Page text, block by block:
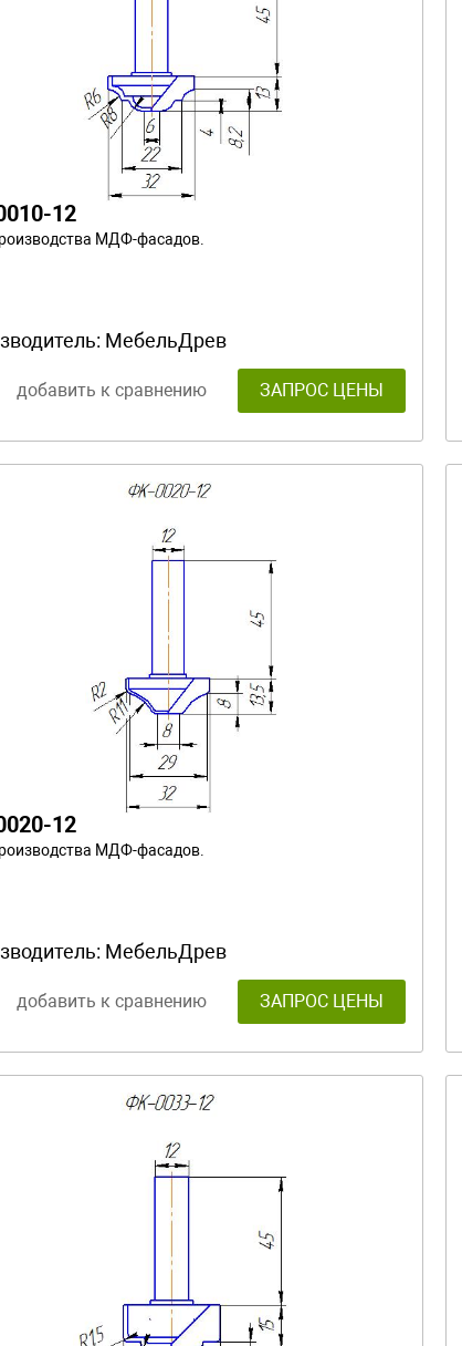
12
МДФ-фасадов.
МебельДрев
добавить к сравнению ЗАПРОС ЦЕНЫ
12
МДФ-фасадов.
МебельДрев
добавить к сравнению ЗАПРОС ЦЕНЫ